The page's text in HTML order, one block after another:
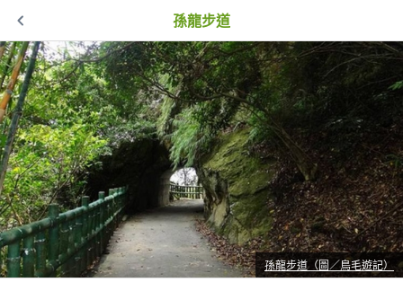
孫龍步道
孫龍步道（圖／鳥毛遊記）